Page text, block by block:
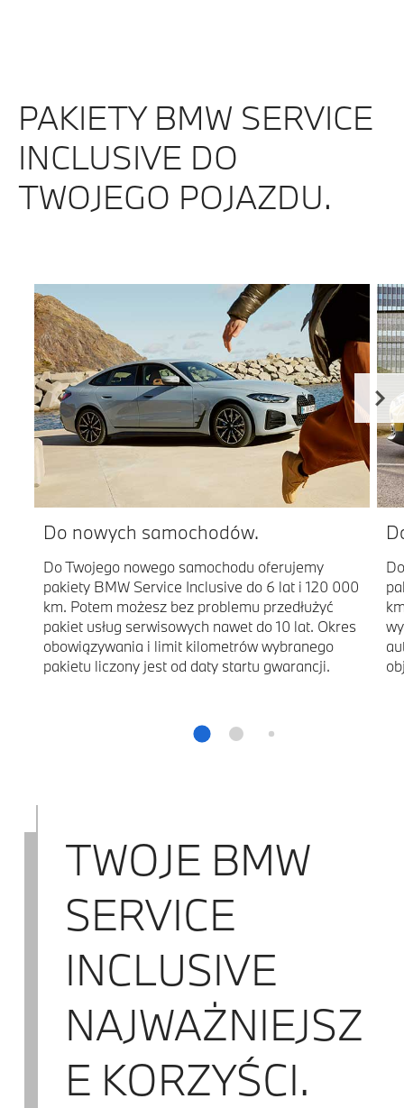
PAKIETY BMW SERVICE
INCLUSIVE DO
TWOJEGO POJAZDU.
Do nowych samochodów.
Do Twojego nowego samochodu oferujemy
pakiety BMW Service Inclusive do 6 lat i 120 000
km. Potem możesz bez problemu przedłużyć
pakiet usług serwisowych nawet do 10 lat. Okres
obowiązywania i limit kilometrów wybranego
pakietu liczony jest od daty startu gwarancji.
TWOJE BMW
SERVICE
INCLUSIVE
NAJWAŻNIEJSZ
E KORZYŚCI.